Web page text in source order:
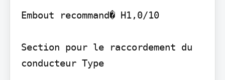
Embout recommand� H1,0/10
Section pour le raccordement du
conducteur Type